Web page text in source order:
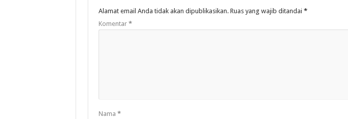
Alamat email Anda tidak akan dipublikasikan. Ruas yang wajib ditandai *
Komentar *
Nama *